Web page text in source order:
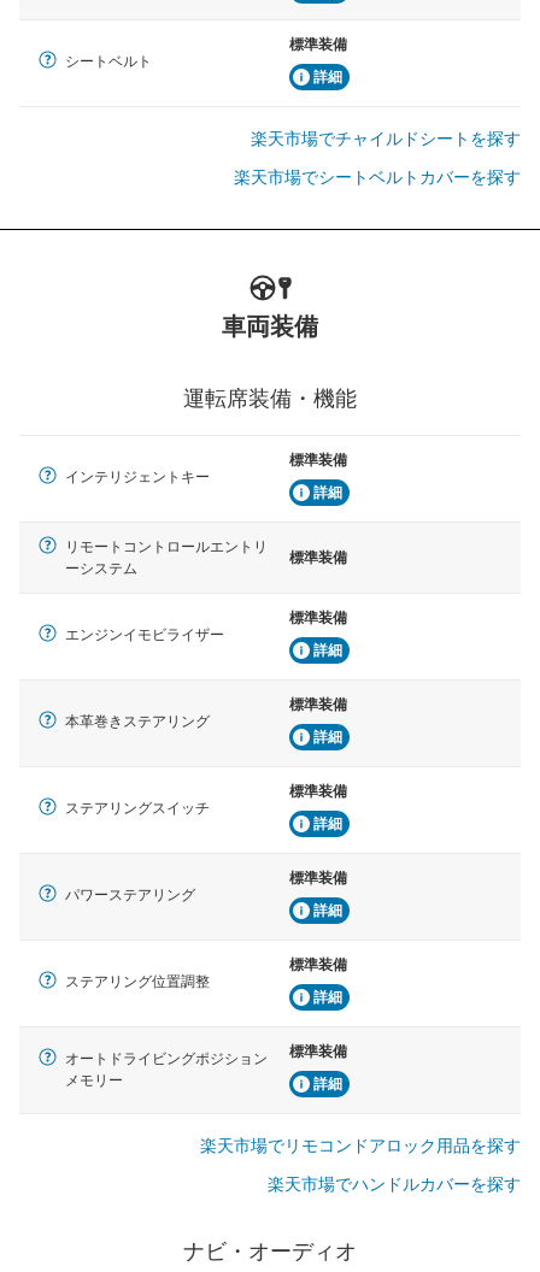
シートベルト
標準装備
詳細
楽天市場でチャイルドシートを探す
楽天市場でシートベルトカバーを探す
車両装備
運転席装備・機能
インテリジェントキー
標準装備
詳細
リモートコントロールエントリ
ーシステム
標準装備
エンジンイモビライザー
標準装備
詳細
本革巻きステアリング
標準装備
詳細
ステアリングスイッチ
標準装備
詳細
パワーステアリング
標準装備
詳細
ステアリング位置調整
標準装備
詳細
オートドライビングポジション
メモリー
標準装備
詳細
楽天市場でリモコンドアロック用品を探す
楽天市場でハンドルカバーを探す
ナビ・オーディオ